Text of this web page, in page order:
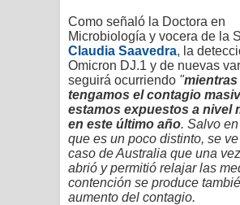
Como señaló la Doctora en
Microbiología y vocera de la
Claudia Saavedra, la
Omicron DJ.1 y de nuevas
seguirá ocurriendo "mientras
tengamos el contagio
estamos expuestos a nivel
en este último año. Salvo
que es un poco distinto, se
caso de Australia que una
abrió y permitió relajar las
contención se produce
aumento del contagio.